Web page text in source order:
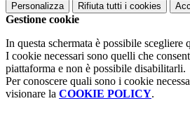
Personalizza Rifiuta tutti i cookies
Gestione cookie
In questa schermata è possibile scegliere
I cookie necessari sono quelli che
piattaforma e non è possibile disabilitarli.
Per conoscere quali sono i cookie
visionare la COOKIE POLICY.